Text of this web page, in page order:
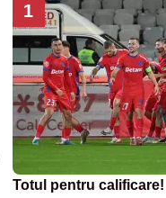
1
Totul pentru